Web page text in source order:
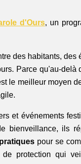
d'Ours, un
des habitants, des
Parce qu'au-delà
le meilleur moyen
et événements
bienveillance, ils
pour se
protection qui